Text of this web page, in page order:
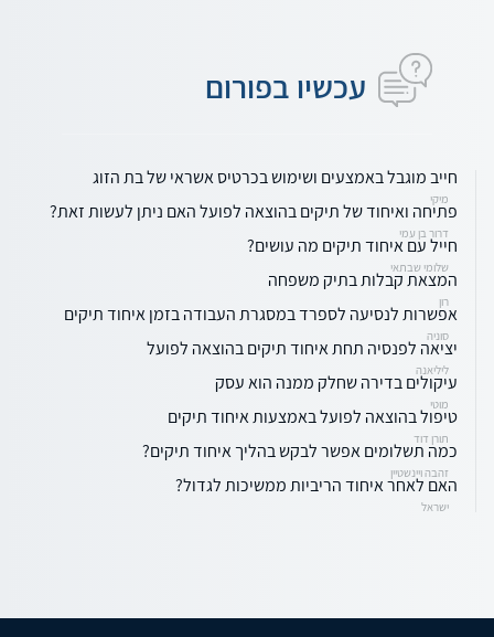
עכשיו בפורום
חייב מוגבל באמצעים ושימוש בכרטיס אשראי של בת הזוג
מיקי
פתיחה ואיחוד של תיקים בהוצאה לפועל האם ניתן לעשות זאת?
דרור בן עמי
חייל עם איחוד תיקים מה עושים?
שלומי שבתאי
המצאת קבלות בתיק משפחה
רון
אפשרות לנסיעה לספרד במסגרת העבודה בזמן איחוד תיקים
סוניה
יציאה לפנסיה תחת איחוד תיקים בהוצאה לפועל
ליליאנה
עיקולים בדירה שחלק ממנה הוא עסק
מוטי
טיפול בהוצאה לפועל באמצעות איחוד תיקים
תורן דוד
כמה תשלומים אפשר לבקש בהליך איחוד תיקים?
זהבה ויינשטיין
האם לאחר איחוד הריביות ממשיכות לגדול?
ישראל